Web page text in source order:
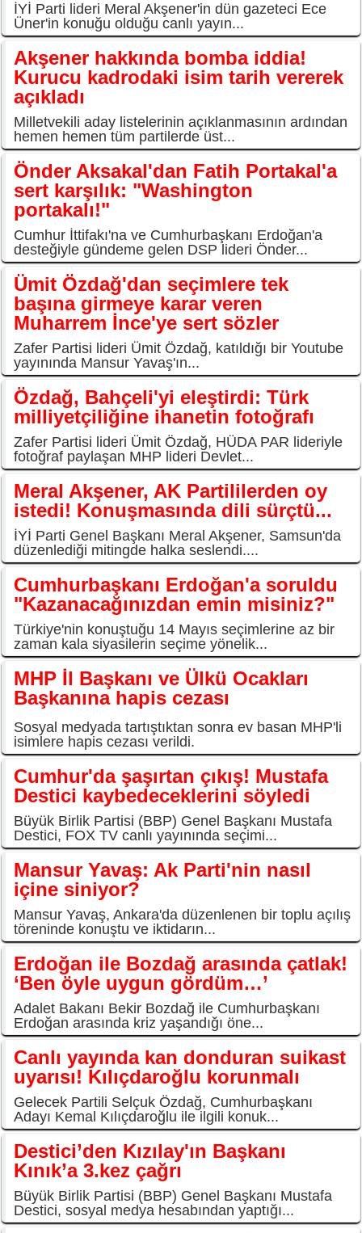
İYİ Parti lideri Meral Akşener'in dün gazeteci Ece
Üner'in konuğu olduğu canlı yayın...
Akşener hakkında bomba iddia!
Kurucu kadrodaki isim tarih vererek
açıkladı
Milletvekili aday listelerinin açıklanmasının ardından
hemen hemen tüm partilerde üst...
Önder Aksakal'dan Fatih Portakal'a
sert karşılık: "Washington
portakalı!"
Cumhur İttifakı'na ve Cumhurbaşkanı Erdoğan'a
desteğiyle gündeme gelen DSP lideri Önder...
Ümit Özdağ'dan seçimlere tek
başına girmeye karar veren
Muharrem İnce'ye sert sözler
Zafer Partisi lideri Ümit Özdağ, katıldığı bir Youtube
yayınında Mansur Yavaş'ın...
Özdağ, Bahçeli'yi eleştirdi: Türk
milliyetçiliğine ihanetin fotoğrafı
Zafer Partisi lideri Ümit Özdağ, HÜDA PAR lideriyle
fotoğraf paylaşan MHP lideri Devlet...
Meral Akşener, AK Partililerden oy
istedi! Konuşmasında dili sürçtü...
İYİ Parti Genel Başkanı Meral Akşener, Samsun'da
düzenlediği mitingde halka seslendi....
Cumhurbaşkanı Erdoğan'a soruldu
"Kazanacağınızdan emin misiniz?"
Türkiye'nin konuştuğu 14 Mayıs seçimlerine az bir
zaman kala siyasilerin seçime yönelik...
MHP İl Başkanı ve Ülkü Ocakları
Başkanına hapis cezası
Sosyal medyada tartıştıktan sonra ev basan MHP'li
isimlere hapis cezası verildi.
Cumhur'da şaşırtan çıkış! Mustafa
Destici kaybedeceklerini söyledi
Büyük Birlik Partisi (BBP) Genel Başkanı Mustafa
Destici, FOX TV canlı yayınında seçimi...
Mansur Yavaş: Ak Parti'nin nasıl
içine siniyor?
Mansur Yavaş, Ankara'da düzenlenen bir toplu açılış
töreninde konuştu ve iktidarın...
Erdoğan ile Bozdağ arasında çatlak!
‘Ben öyle uygun gördüm…’
Adalet Bakanı Bekir Bozdağ ile Cumhurbaşkanı
Erdoğan arasında kriz yaşandığı öne...
Canlı yayında kan donduran suikast
uyarısı! Kılıçdaroğlu korunmalı
Gelecek Partili Selçuk Özdağ, Cumhurbaşkanı
Adayı Kemal Kılıçdaroğlu ile ilgili konuk...
Destici’den Kızılay'ın Başkanı
Kınık’a 3.kez çağrı
Büyük Birlik Partisi (BBP) Genel Başkanı Mustafa
Destici, sosyal medya hesabından yaptığı...